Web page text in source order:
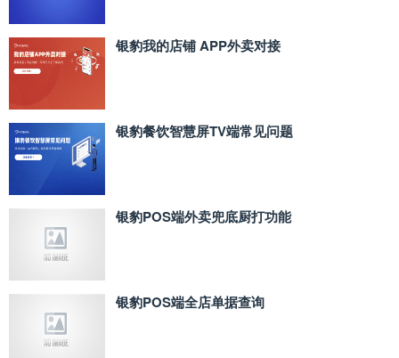
银豹我的店铺 APP外卖对接
银豹餐饮智慧屏TV端常见问题
银豹POS端外卖兜底厨打功能
银豹POS端全店单据查询